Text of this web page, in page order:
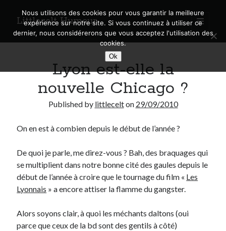
Littlecelt Humeur
open
primary
menu
Sidebar
Derniers articles
Municipales 2026 : Lyon, Métropole et Caluire, mon choix pour l’avenir
Explorez les Chemins Enchantés à Vélo : Aventures Familiales près de
Lyon !
Quel Lyonnais es-tu, Renaud Ducher ?
A quand une véritable place pour le vélo à Caluire dans la Métropole de
Comment je vis ma vie sur un vélo
Lyon est-elle la
nouvelle Chicago ?
Published by littlecelton 29/09/2010
On en est à combien depuis le début de l’année ?
De quoi je parle, me direz-vous ? Bah, des braquages qui
se multiplient dans notre bonne cité des gaules depuis le
début de l’année à croire que le tournage du film « Les
Lyonnais » a encore attiser la flamme du gangster.
Alors soyons clair, à quoi les méchants daltons (oui
parce que ceux de la bd sont des gentils à côté)
Nous utilisons des cookies pour vous garantir la meilleure
expérience sur notre site. Si vous continuez à utiliser ce
dernier, nous considérerons que vous acceptez l'utilisation des
cookies.
Ok